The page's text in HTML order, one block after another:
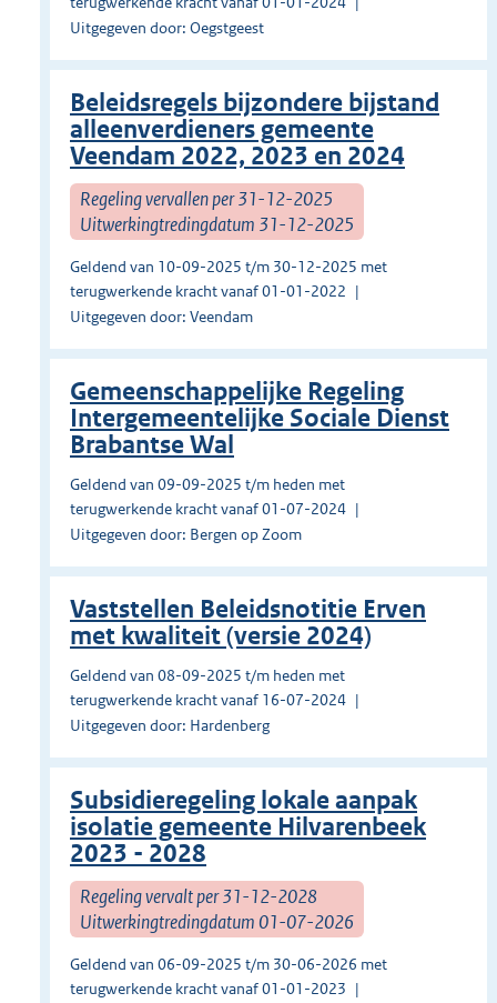
Uitgegeven door: Oegstgeest
Beleidsregels bijzondere bijstand
alleenverdieners gemeente
Veendam 2022, 2023 en 2024
Regeling vervallen per 31-12-2025
Uitwerkingtredingdatum 31-12-2025
Geldend van 10-09-2025 t/m 30-12-2025 met
terugwerkende kracht vanaf 01-01-2022
Uitgegeven door: Veendam
Gemeenschappelijke Regeling
Intergemeentelijke Sociale Dienst
Brabantse Wal
Geldend van 09-09-2025 t/m heden met
terugwerkende kracht vanaf 01-07-2024
Uitgegeven door: Bergen op Zoom
Vaststellen Beleidsnotitie Erven
met kwaliteit (versie 2024)
Geldend van 08-09-2025 t/m heden met
terugwerkende kracht vanaf 16-07-2024
Uitgegeven door: Hardenberg
Subsidieregeling lokale aanpak
isolatie gemeente Hilvarenbeek
2023 - 2028
Regeling vervalt per 31-12-2028
Uitwerkingtredingdatum 01-07-2026
Geldend van 06-09-2025 t/m 30-06-2026 met
terugwerkende kracht vanaf 01-01-2023